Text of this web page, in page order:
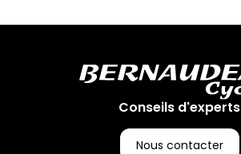
Conseils d'experts
Nous contacter